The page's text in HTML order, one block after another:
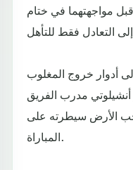
مواجهتهما في ختام
أدوار خروج المغلوب
أنشيلوتي مدرب الفريق
الأرض سيطرته على
المباراة.